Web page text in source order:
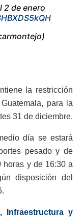
2 de enero
la restricción
para la
31 de diciembre.
día se estará
pesado y de
horas y de 16:30 a
disposición del
Infraestructura y